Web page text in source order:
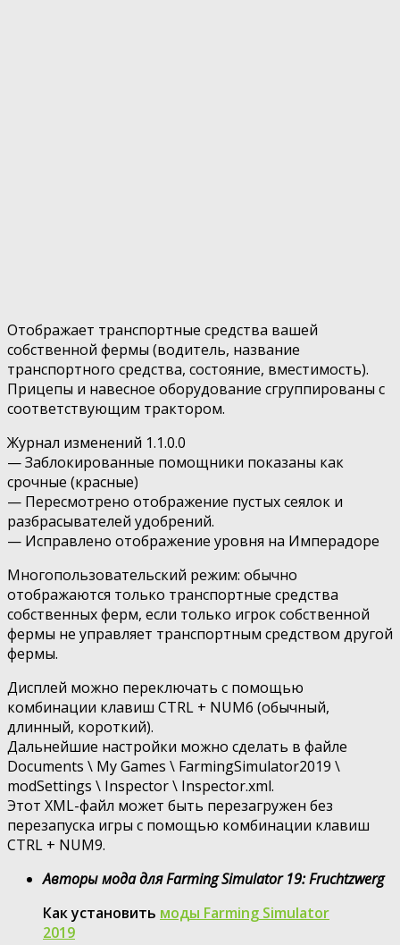
Отображает транспортные средства вашей
собственной фермы (водитель, название
транспортного средства, состояние, вместимость).
Прицепы и навесное оборудование сгруппированы с
соответствующим трактором.
Журнал изменений 1.1.0.0
— Заблокированные помощники показаны как
срочные (красные)
— Пересмотрено отображение пустых сеялок и
разбрасывателей удобрений.
— Исправлено отображение уровня на Имперадоре
Многопользовательский режим: обычно
отображаются только транспортные средства
собственных ферм, если только игрок собственной
фермы не управляет транспортным средством другой
фермы.
Дисплей можно переключать с помощью
комбинации клавиш CTRL + NUM6 (обычный,
длинный, короткий).
Дальнейшие настройки можно сделать в файле
Documents \ My Games \ FarmingSimulator2019 \
modSettings \ Inspector \ Inspector.xml.
Этот XML-файл может быть перезагружен без
перезапуска игры с помощью комбинации клавиш
CTRL + NUM9.
Авторы мода для Farming Simulator 19: Fruchtzwerg
Как установить моды Farming Simulator
2019